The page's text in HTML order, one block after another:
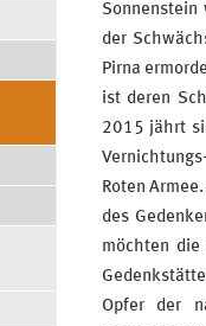
der
Pirna
ist deren
2015 jährt
Roten
des
möchten
Opfer der